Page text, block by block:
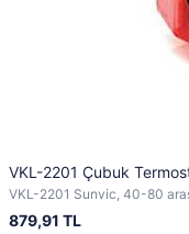
VKL-2201 Çubuk
VKL-2201 Sunvic, 40-80
879,91 TL